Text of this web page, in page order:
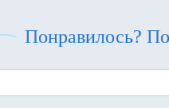
Понравилось?